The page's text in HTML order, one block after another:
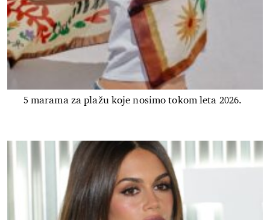
5 marama za plažu koje nosimo tokom leta 2026.